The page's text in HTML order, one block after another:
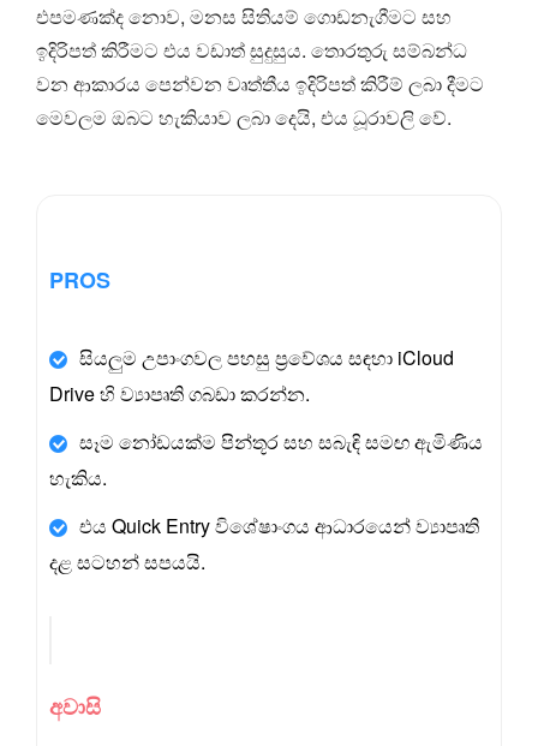
එපමණක්ද නොව, මනස සිතියම් ගොඩනැගීමට සහ
ඉදිරිපත් කිරීමට එය වඩාත් සුදුසුය. තොරතුරු සම්බන්ධ
වන ආකාරය පෙන්වන වෘත්තීය ඉදිරිපත් කිරීම් ලබා දීමට
මෙවලම ඔබට හැකියාව ලබා දෙයි, එය ධූරාවලි වේ.
PROS
සියලුම උපාංගවල පහසු ප්‍රවේශය සඳහා iCloud
Drive හි ව්‍යාපෘති ගබඩා කරන්න.
සෑම නෝඩයක්ම පින්තූර සහ සබැඳි සමඟ ඇමිණිය
හැකිය.
එය Quick Entry විශේෂාංගය ආධාරයෙන් ව්‍යාපෘති
දළ සටහන් සපයයි.
අවාසි